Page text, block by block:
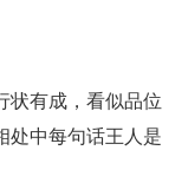
状有成，看似品位
处中每句话王人是